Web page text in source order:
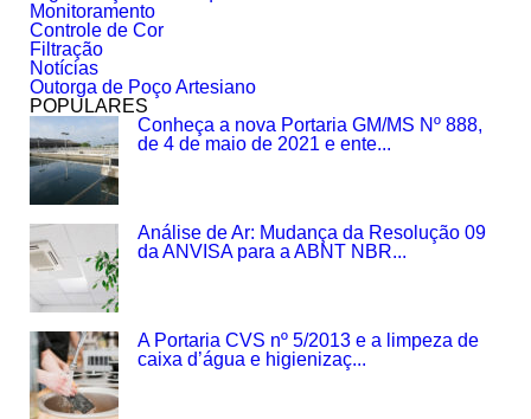
Monitoramento
Controle de Cor
Filtração
Notícias
Outorga de Poço Artesiano
POPULARES
Conheça a nova Portaria GM/MS Nº 888,
de 4 de maio de 2021 e ente...
Análise de Ar: Mudança da Resolução 09
da ANVISA para a ABNT NBR...
A Portaria CVS nº 5/2013 e a limpeza de
caixa d’água e higienizaç...